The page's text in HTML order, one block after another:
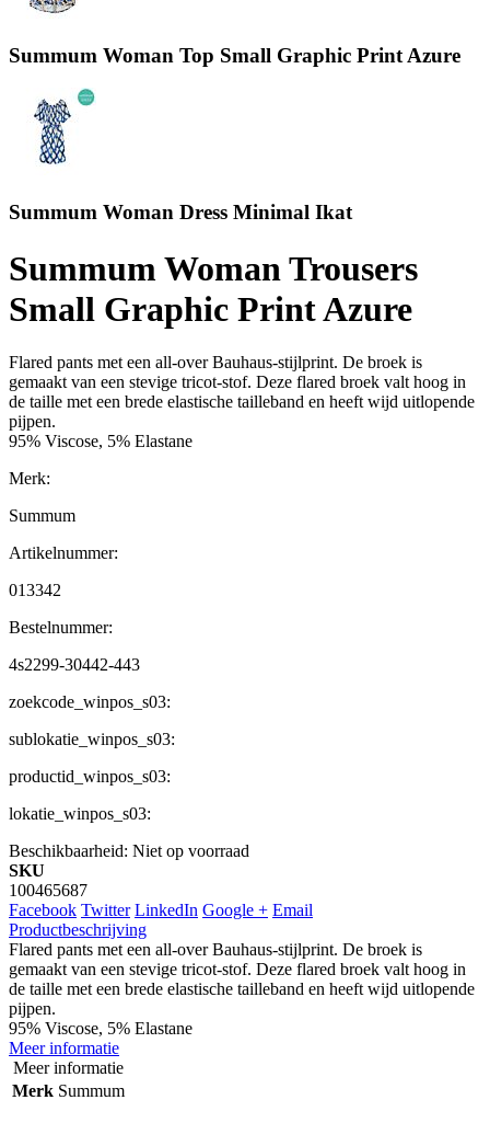
Summum Woman Top Small Graphic Print Azure
Summum Woman Dress Minimal Ikat
Summum Woman Trousers
Small Graphic Print Azure
Flared pants met een all-over Bauhaus-stijlprint. De broek is
gemaakt van een stevige tricot-stof. Deze flared broek valt hoog in
de taille met een brede elastische tailleband en heeft wijd uitlopende
pijpen.
95% Viscose, 5% Elastane
Merk:
Summum
Artikelnummer:
013342
Bestelnummer:
4s2299-30442-443
zoekcode_winpos_s03:
sublokatie_winpos_s03:
productid_winpos_s03:
lokatie_winpos_s03:
Beschikbaarheid: Niet op voorraad
SKU
100465687
Facebook Twitter LinkedIn Google + Email
Productbeschrijving
Flared pants met een all-over Bauhaus-stijlprint. De broek is
gemaakt van een stevige tricot-stof. Deze flared broek valt hoog in
de taille met een brede elastische tailleband en heeft wijd uitlopende
pijpen.
95% Viscose, 5% Elastane
Meer informatie
Meer informatie
Merk Summum